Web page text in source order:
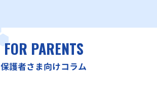
FOR PARENTS
保護者さま向けコラム